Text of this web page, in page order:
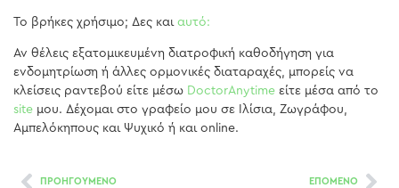
Το βρήκες χρήσιμο; Δες και αυτό:
Αν θέλεις εξατομικευμένη διατροφική καθοδήγηση για
ενδομητρίωση ή άλλες ορμονικές διαταραχές, μπορείς να
κλείσεις ραντεβού είτε μέσω DoctorAnytime είτε μέσα από το
site μου. Δέχομαι στο γραφείο μου σε Ιλίσια, Ζωγράφου,
Αμπελόκηπους και Ψυχικό ή και online.
ΠΡΟΗΓΟΥΜΕΝΟ ΕΠΟΜΕΝΟ